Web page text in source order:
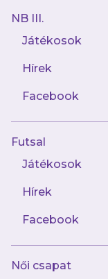
NB III.
Játékosok
Hírek
Facebook
Futsal
Játékosok
Hírek
Facebook
Női csapat
2026.07.28
Segítsük